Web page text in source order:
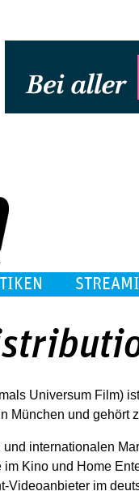
Universum Film)
München und gehört
internationalen
Kino und Home
Videoanbieter im